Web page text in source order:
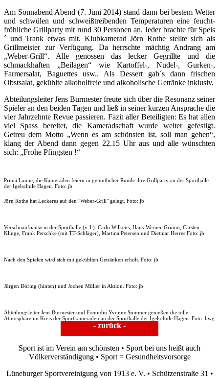
Am Sonnabend Abend (7. Juni 2014) stand dann bei bestem Wetter
und schwülen und schweißtreibenden Temperaturen eine feucht-
fröhliche Grillparty mit rund 30 Personen an. Jeder brachte für Speis
´ und Trank etwas mit. Klubkamerad Jörn Rothe stellte sich als
Grillmeister zur Verfügung. Da herrschte mächtig Andrang am
„Weber-Grill“. Alle genossen das lecker Gegrillte und die
schmackhaften „Beilagen“ wie Kartoffel-, Nudel-, Gurken-,
Farmersalat, Baguettes usw.. Als Dessert gab´s dann frischen
Obstsalat, gekühlte alkoholfreie und alkoholische Getränke inklusiv.
Abteilungsleiter Jens Burmester freute sich über die Resonanz seiner
Spieler an den beiden Tagen und ließ in seiner kurzen Ansprache die
vier Jahrzehnte Revue passieren. Fazit aller Beteiligten: Es hat allen
viel Spass bereitet, die Kameradschaft wurde weiter gefestigt.
Getreu dem Motto „Wenn es am schönsten ist, soll man gehen“,
klang der Abend dann gegen 22.15 Uhr aus und alle wünschten
sich: „Frohe Pfingsten !“
Prima Laune, die Kameraden feiern in gemütlicher Runde ihre Grillparty an der Sporthalle
der Igelschule Hagen. Foto: jb
Jörn Rothe hat Leckeres auf den "Weber-Grill" gelegt. Foto: jb
Verschnaufpause in der Sporthalle (v. l.): Carlo Wilkens, Hans-Werner-Grimm, Carsten
Klinge, Frank Perschke (mit TT-Schläger), Martina Petersen und Dietmar Herres Foto: jb
Nach den Spielen wird sich mit gekühlten Getränken erholt. Foto: jb
Jürgen Döring (hinten) und Jochen Müller in Aktion. Foto: jb
Abteilungsleiter Jens Burmester und Freundin Yvonne Sommer genießen die tolle
Atmosphäre im Kreis der Sportkameraden an der Sporthalle der Igelschule Hagen. Foto: hwg
- zurück -
Sport ist im Verein am schönsten • Sport bei uns heißt auch
Völkerverständigung • Sport = Gesundheitsvorsorge
Lüneburger Sportvereinigung von 1913 e. V. • Schützenstraße 31 •